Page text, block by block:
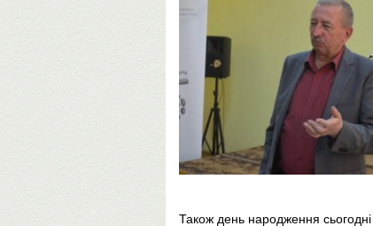
Також день народження